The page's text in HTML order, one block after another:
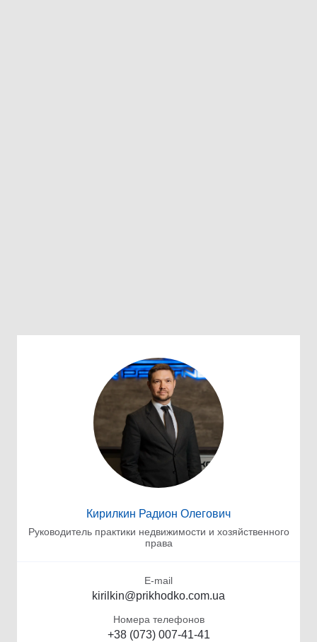
Кирилкин Радион Олегович
Руководитель практики недвижимости и хозяйственного
права
E-mail
kirilkin@prikhodko.com.ua
Номера телефонов
+38 (073) 007-41-41